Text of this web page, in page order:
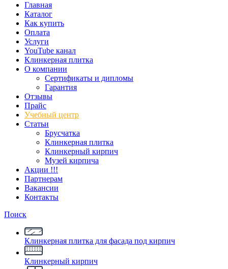
Главная
Каталог
Как купить
Оплата
Услуги
YouTube канал
Клинкерная плитка
О компании
Сертификаты и дипломы
Гарантия
Отзывы
Прайс
Учебный центр
Статьи
Брусчатка
Клинкерная плитка
Клинкерный кирпич
Музей кирпича
Акции !!!
Партнерам
Вакансии
Контакты
Поиск
Клинкерная плитка для фасада под кирпич
Клинкерный кирпич